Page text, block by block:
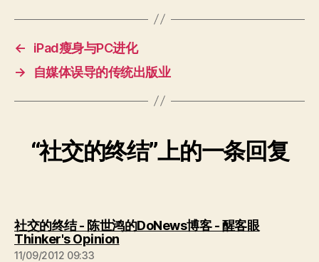
←
iPad瘦身与PC进化
→
自媒体误导的传统出版业
“社交的终结”上的一条回复
社交的终结 - 陈世鸿的DoNews博客 - 醒客眼
Thinker's Opinion说：
11/09/2012 09:33